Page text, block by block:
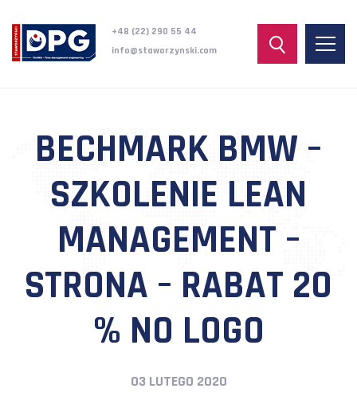
+48 (22) 290 55 44
info@staworzynski.com
BECHMARK BMW –
SZKOLENIE LEAN
MANAGEMENT –
STRONA – RABAT 20
% NO LOGO
03 LUTEGO 2020